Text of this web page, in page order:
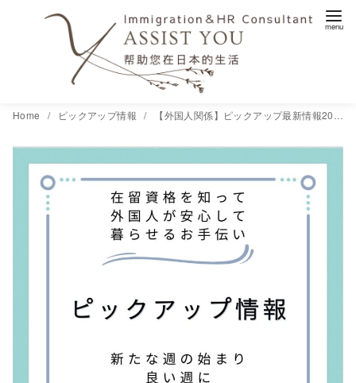
Home ピックアップ情報 【外国人関係】ピックアップ最新情報20240115